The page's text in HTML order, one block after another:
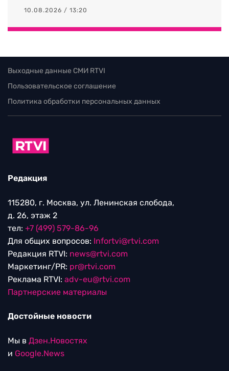
10.08.2026 / 13:20
Выходные данные СМИ RTVI
Пользовательское соглашение
Политика обработки персональных данных
Редакция
115280, г. Москва, ул. Ленинская слобода,
д. 26, этаж 2
тел: +7 (499) 579-86-96
Для общих вопросов: Infortvi@rtvi.com
Редакция RTVI: news@rtvi.com
Маркетинг/PR: pr@rtvi.com
Реклама RTVI: adv-eu@rtvi.com
Партнерские материалы
Достойные новости
Мы в Дзен.Новостях
и Google.News